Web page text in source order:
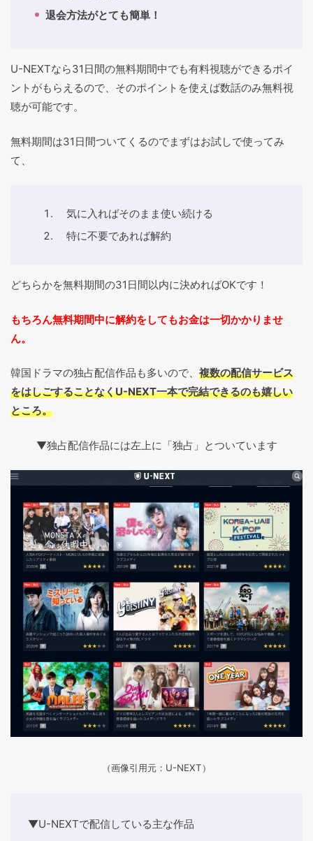
退会方法がとても簡単！
U-NEXTなら31日間の無料期間中でも有料視聴ができるポイ
ントがもらえるので、そのポイントを使えば数話のみ無料視
聴が可能です。
無料期間は31日間ついてくるのでまずはお試しで使ってみ
て、
気に入ればそのまま使い続ける
特に不要であれば解約
どちらかを無料期間の31日間以内に決めればOKです！
もちろん無料期間中に解約をしてもお金は一切かかりませ
ん。
韓国ドラマの独占配信作品も多いので、 複数の配信サービス
をはしごすることなくU-NEXT一本で完結できるのも嬉しい
ところ。
▼独占配信作品には左上に「独占」とついています
（画像引用元：U-NEXT）
▼U-NEXTで配信している主な作品